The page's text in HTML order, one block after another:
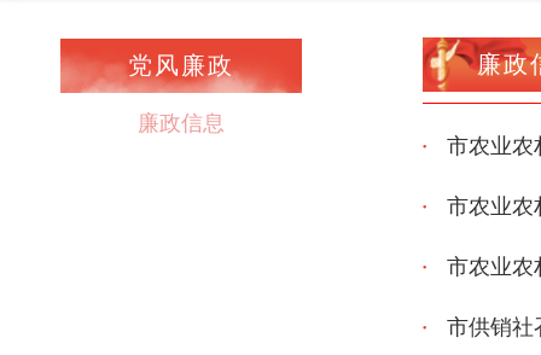
廉政
党风廉政
廉政信息
市农业农
市农业农
市农业农
市供销社